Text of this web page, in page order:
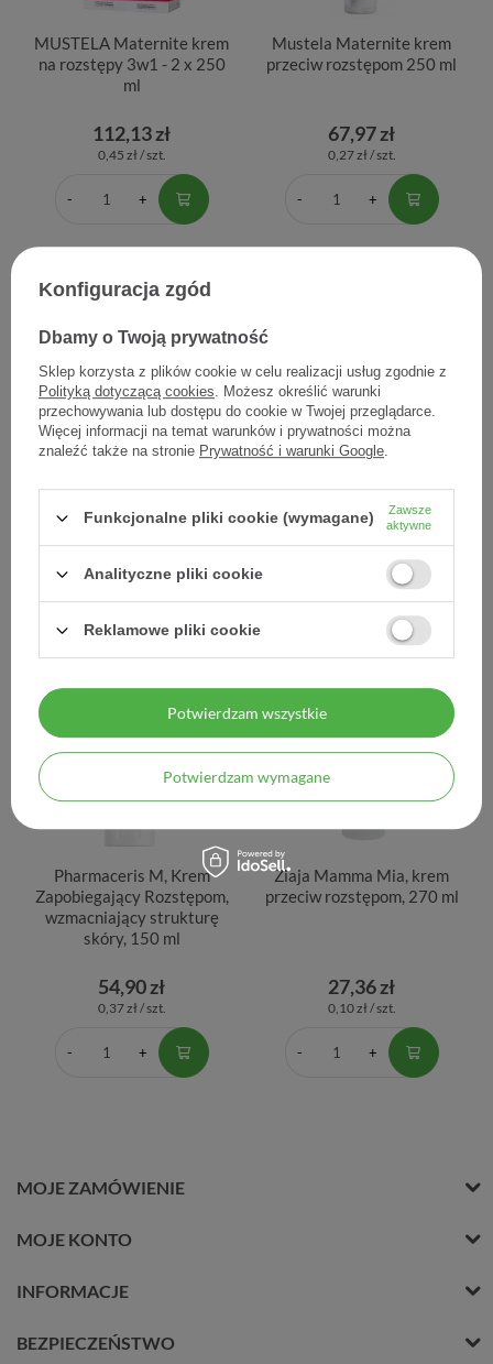
MUSTELA Maternite krem
na rozstępy 3w1 - 2 x 250
ml
112,13 zł
0,45 zł / szt.
Mustela Maternite krem
przeciw rozstępom 250 ml
67,97 zł
0,27 zł / szt.
Olej ze słodkich migdałów,
100 ml
24,80 zł
Pharmaceris M Tocoreduct
Forte, preparat
rozstępy i blizny
poporodowe, 75 ml
60,10 zł
0,80 zł / szt.
Pharmaceris M, Krem
Zapobiegający Rozstępom,
wzmacniający strukturę
skóry, 150 ml
54,90 zł
0,37 zł / szt.
Ziaja Mamma Mia, krem
przeciw rozstępom, 270 ml
27,36 zł
0,10 zł / szt.
MOJE ZAMÓWIENIE
MOJE KONTO
INFORMACJE
BEZPIECZEŃSTWO
Konfiguracja zgód
Dbamy o Twoją prywatność
Sklep korzysta z plików cookie w celu realizacji usług zgodnie z
Polityką dotyczącą cookies. Możesz określić warunki
przechowywania lub dostępu do cookie w Twojej przeglądarce.
Więcej informacji na temat warunków i prywatności można
znaleźć także na stronie Prywatność i warunki Google.
Funkcjonalne pliki cookie (wymagane)
Zawsze
aktywne
Analityczne pliki cookie
Reklamowe pliki cookie
Potwierdzam wymagane
Potwierdzam wszystkie